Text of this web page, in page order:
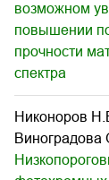
возможном
повышении
прочности
спектра
Никоноров
Виноградова